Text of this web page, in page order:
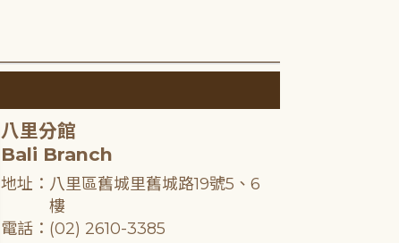
八里分館
Bali Branch
地址：八里區舊城里舊城路19號5、6
樓
電話：(02) 2610-3385